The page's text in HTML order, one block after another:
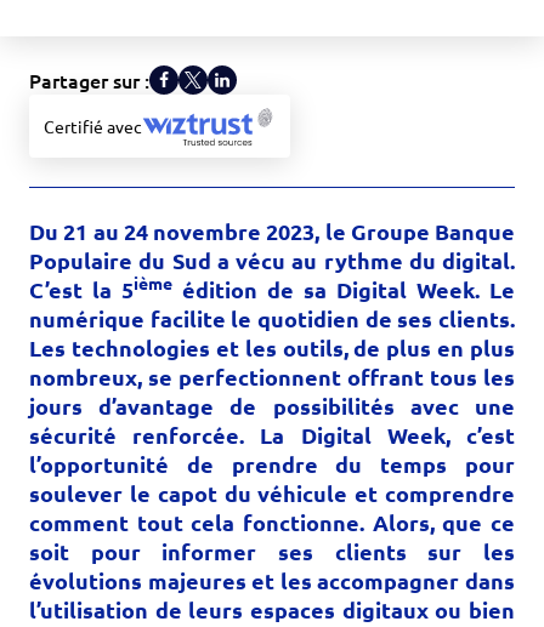
Partager sur :
Certifié avec
Du 21 au 24 novembre 2023, le Groupe Banque
Populaire du Sud a vécu au rythme du digital.
C’est la 5ième édition de sa Digital Week. Le
numérique facilite le quotidien de ses clients.
Les technologies et les outils, de plus en plus
nombreux, se perfectionnent offrant tous les
jours d’avantage de possibilités avec une
sécurité renforcée. La Digital Week, c’est
l’opportunité de prendre du temps pour
soulever le capot du véhicule et comprendre
comment tout cela fonctionne. Alors, que ce
soit pour informer ses clients sur les
évolutions majeures et les accompagner dans
l’utilisation de leurs espaces digitaux ou bien